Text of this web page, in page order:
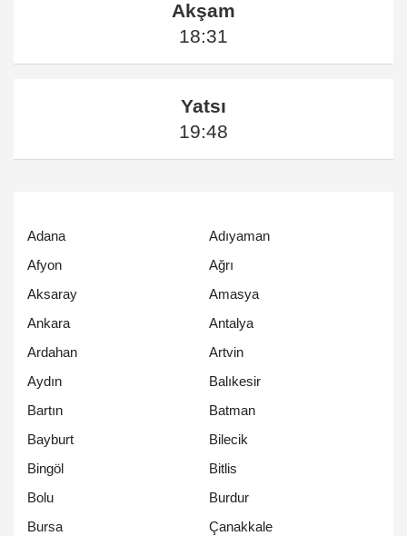
Akşam
18:31
Yatsı
19:48
Adana
Adıyaman
Afyon
Ağrı
Aksaray
Amasya
Ankara
Antalya
Ardahan
Artvin
Aydın
Balıkesir
Bartın
Batman
Bayburt
Bilecik
Bingöl
Bitlis
Bolu
Burdur
Bursa
Çanakkale